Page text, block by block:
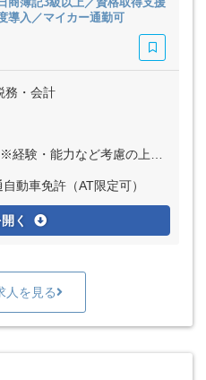
導入／マイカー通勤可
務・会計
固定残業代（月20時間分＝3万4000円～5万1000円）を含む ※超過分は別途全額支給
動車免許（AT限定可）
く
人を見る